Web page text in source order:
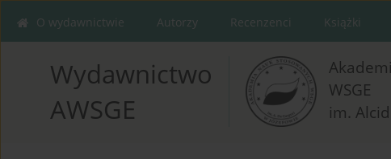
O wydawnictwie Autorzy Recenzenci Książki
Wydawnictwo
AWSGE
WSGE
im.